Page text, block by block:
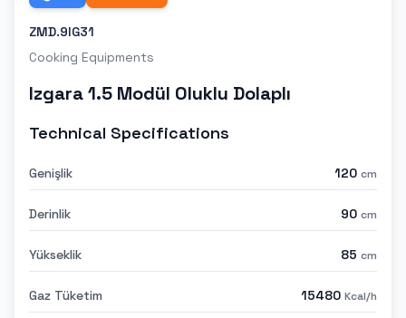
ZMD.9IG31
Cooking Equipments
Izgara 1.5 Modül Oluklu Dolaplı
Technical Specifications
Genişlik 120 cm
Derinlik 90 cm
Yükseklik 85 cm
Gaz Tüketim 15480 Kcal/h